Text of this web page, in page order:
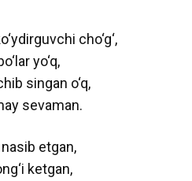
cho‘g‘,
yo‘q,
singan o‘q,
sevaman.
etgan,
ketgan,